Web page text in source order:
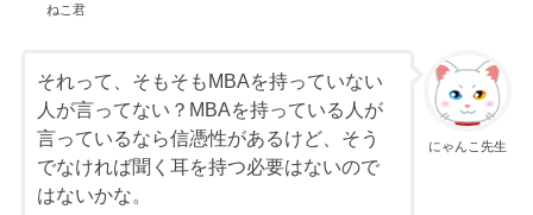
ねこ君
にゃんこ先生
それって、そもそもMBAを持っていない
人が言ってない？MBAを持っている人が
言っているなら信憑性があるけど、そう
でなければ聞く耳を持つ必要はないので
はないかな。